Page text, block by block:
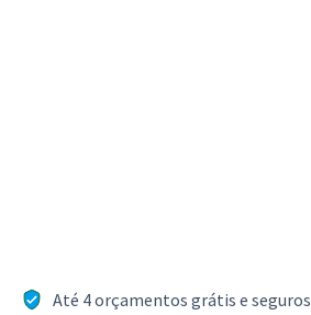
Até 4 orçamentos grátis e seguros